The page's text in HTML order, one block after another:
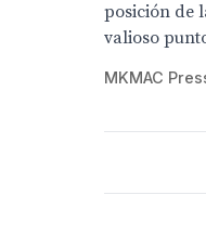
posición de
valioso
MKMAC